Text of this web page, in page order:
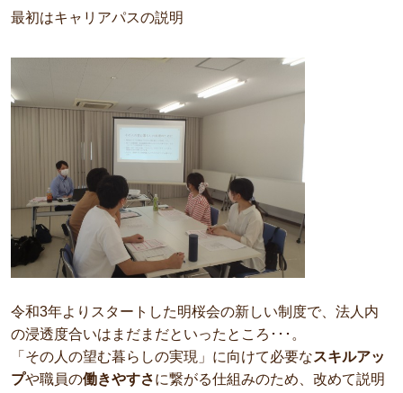
最初はキャリアパスの説明
令和3年よりスタートした明桜会の新しい制度で、法人内
の浸透度合いはまだまだといったところ･･･。
「その人の望む暮らしの実現」に向けて必要なスキルアッ
プや職員の働きやすさに繋がる仕組みのため、改めて説明